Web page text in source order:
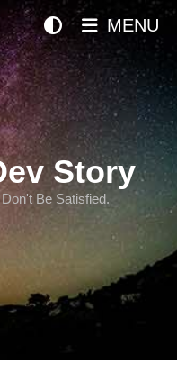
Story
Be Satisfied.
MENU